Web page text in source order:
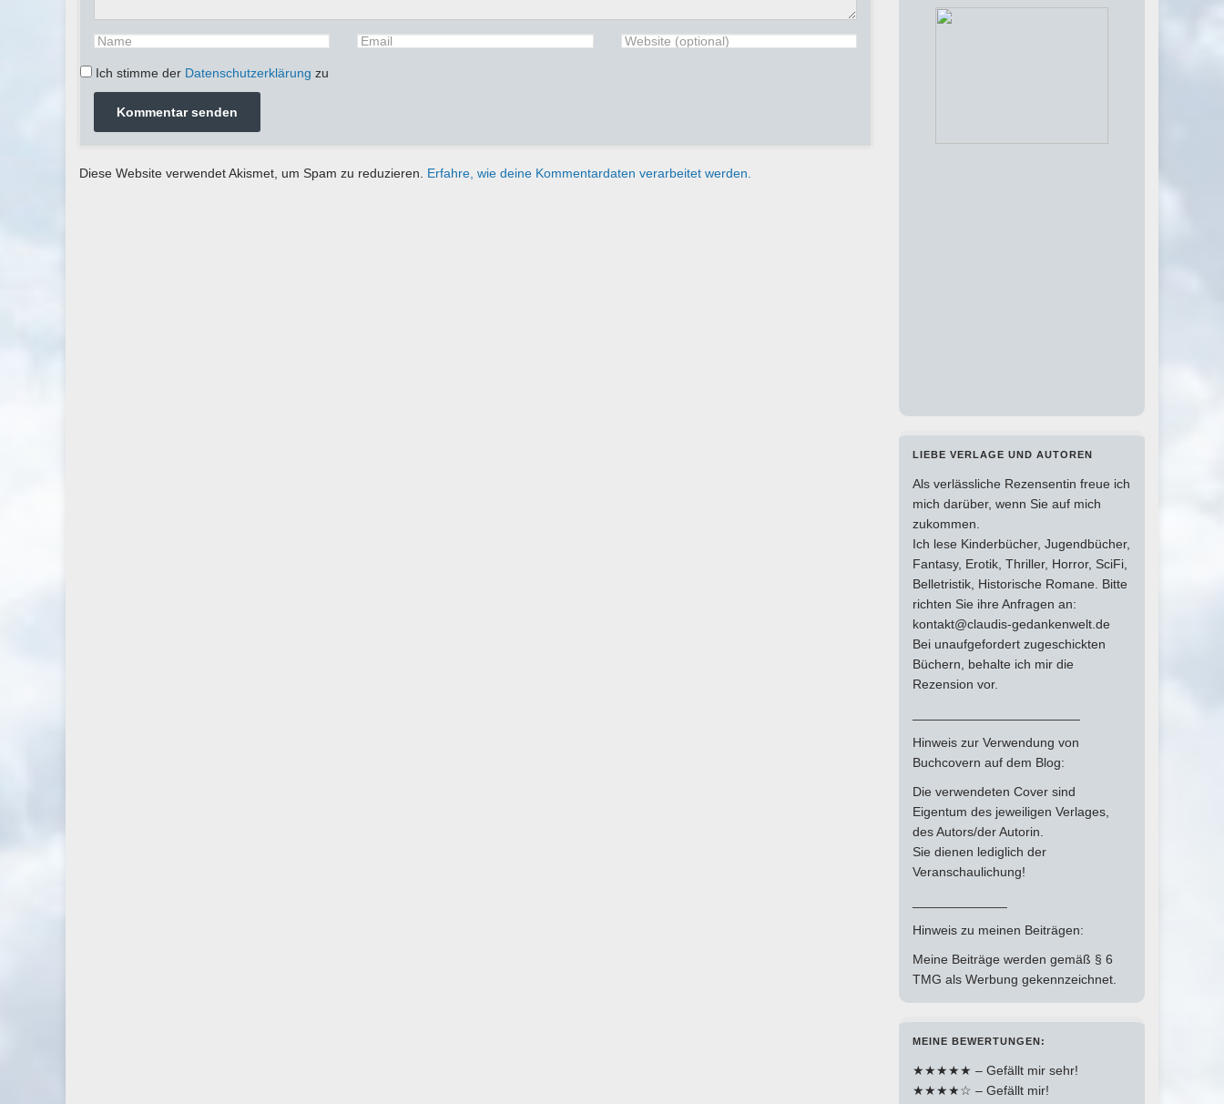
Ich stimme der Datenschutzerklärung zu
Diese Website verwendet Akismet, um Spam zu reduzieren. Erfahre, wie deine Kommentardaten verarbeitet werden.
LIEBE VERLAGE UND AUTOREN
Als verlässliche Rezensentin freue ich
mich darüber, wenn Sie auf mich
zukommen.
Ich lese Kinderbücher, Jugendbücher,
Fantasy, Erotik, Thriller, Horror, SciFi,
Belletristik, Historische Romane. Bitte
richten Sie ihre Anfragen an:
kontakt@claudis-gedankenwelt.de
Bei unaufgefordert zugeschickten
Büchern, behalte ich mir die
Rezension vor.
Hinweis zur Verwendung von
Buchcovern auf dem Blog:
Die verwendeten Cover sind
Eigentum des jeweiligen Verlages,
des Autors/der Autorin.
Sie dienen lediglich der
Veranschaulichung!
Hinweis zu meinen Beiträgen:
Meine Beiträge werden gemäß § 6
TMG als Werbung gekennzeichnet.
MEINE BEWERTUNGEN:
★★★★★ – Gefällt mir sehr!
★★★★☆ – Gefällt mir!